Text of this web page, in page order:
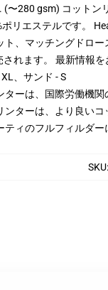
(〜280 gsm) コットン
リエステルです。
ト、マッチングドロ
されます。 最新情報
、サンド - S
ーは、国際労働機関
ンターは、より良い
ティのフルフィルダ
SKU: